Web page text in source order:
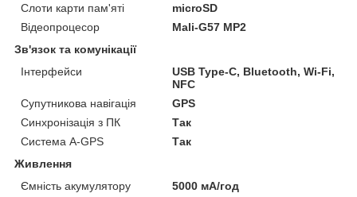
Слоти карти пам'яті
microSD
Відеопроцесор
Mali-G57 MP2
Зв'язок та комунікації
Інтерфейси
USB Type-C, Bluetooth, Wi-Fi,
NFC
Супутникова навігація
GPS
Синхронізація з ПК
Так
Система A-GPS
Так
Живлення
Ємність акумулятору
5000 мА/год